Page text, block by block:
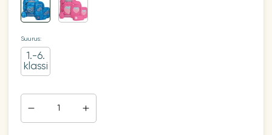
Suurus:
1.-6.
klassi